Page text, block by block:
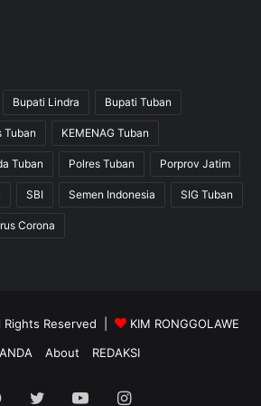
Bupati Lindra Bupati Tuban
Tuban KEMENAG Tuban
Tuban Polres Tuban Porprov Jatim
SBI Semen Indonesia SIG Tuban
Corona
Reserved |
KIM RONGGOLAWE
About REDAKSI
Facebook
Twitter YouTubeInstagram